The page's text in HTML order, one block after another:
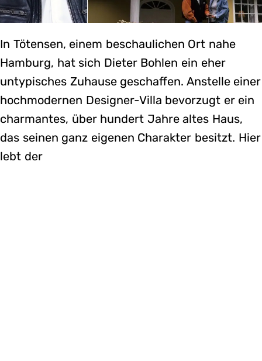
In Tötensen, einem beschaulichen Ort nahe
Hamburg, hat sich Dieter Bohlen ein eher
untypisches Zuhause geschaffen. Anstelle einer
hochmodernen Designer-Villa bevorzugt er ein
charmantes, über hundert Jahre altes Haus,
das seinen ganz eigenen Charakter besitzt. Hier
lebt der